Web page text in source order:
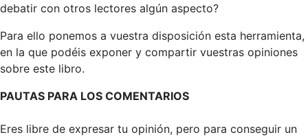
debatir con otros lectores algún aspecto?
Para ello ponemos a vuestra disposición esta herramienta,
en la que podéis exponer y compartir vuestras opiniones
sobre este libro.
PAUTAS PARA LOS COMENTARIOS
Eres libre de expresar tu opinión, pero para conseguir un